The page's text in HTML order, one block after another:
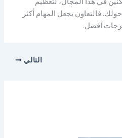
فالتعاون يجعل المهام أكثر
أفضل.
التالي